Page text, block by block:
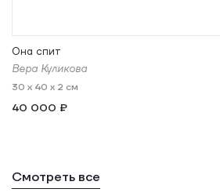
Она спит
Вера Куликова
30 x 40 x 2 см
40 000 ₽
Смотреть все